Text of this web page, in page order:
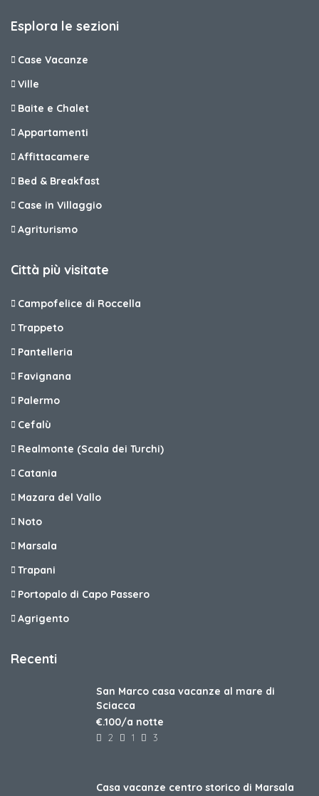
Esplora le sezioni
Case Vacanze
Ville
Baite e Chalet
Appartamenti
Affittacamere
Bed & Breakfast
Case in Villaggio
Agriturismo
Città più visitate
Campofelice di Roccella
Trappeto
Pantelleria
Favignana
Palermo
Cefalù
Realmonte (Scala dei Turchi)
Catania
Mazara del Vallo
Noto
Marsala
Trapani
Portopalo di Capo Passero
Agrigento
Recenti
San Marco casa vacanze al mare di
Sciacca
€.100/a notte
2 1 3
Casa vacanze centro storico di Marsala